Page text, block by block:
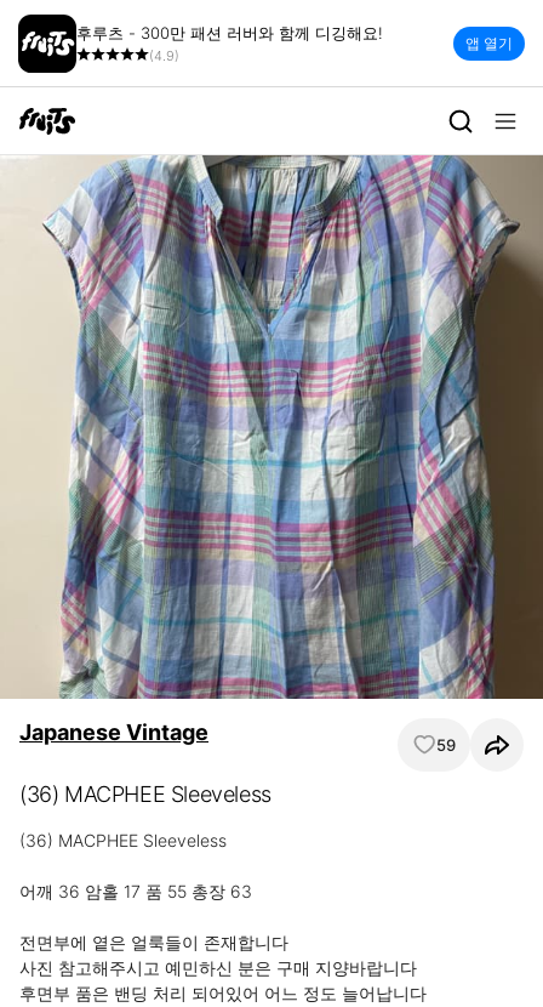
후루츠 - 300만 패션 러버와 함께 디깅해요!
(4.9)
앱 열기
Japanese Vintage 59
(36) MACPHEE Sleeveless
(36) MACPHEE Sleeveless
어깨 36 암홀 17 품 55 총장 63
전면부에 옅은 얼룩들이 존재합니다
사진 참고해주시고 예민하신 분은 구매 지양바랍니다
후면부 품은 밴딩 처리 되어있어 어느 정도 늘어납니다